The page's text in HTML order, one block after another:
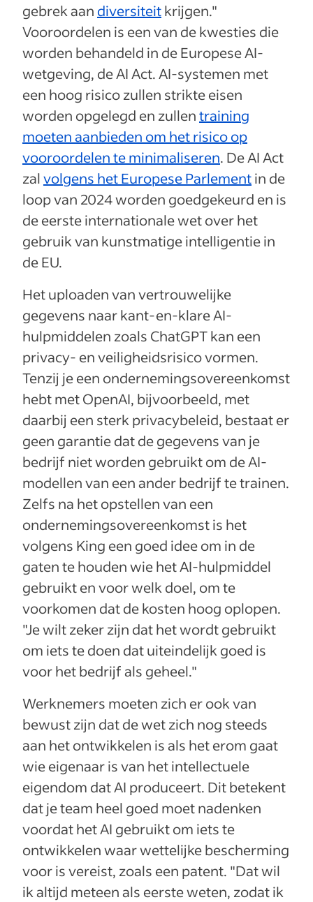
gebrek aan diversiteitkrijgen."
Vooroordelen is een van de kwesties die
worden behandeld in de Europese AI-
wetgeving, de AI Act. AI-systemen met
een hoog risico zullen strikte eisen
worden opgelegd en zullentraining
moeten aanbieden om het risico op
vooroordelen te minimaliseren. De AI Act
zalvolgens het Europese Parlementin de
loop van 2024 worden goedgekeurd en is
de eerste internationale wet over het
gebruik van kunstmatige intelligentie in
de EU.
Het uploaden van vertrouwelijke
gegevens naar kant-en-klare AI-
hulpmiddelen zoals ChatGPT kan een
privacy- en veiligheidsrisico vormen.
Tenzij je een ondernemingsovereenkomst
hebt met OpenAI, bijvoorbeeld, met
daarbij een sterk privacybeleid, bestaat er
geen garantie dat de gegevens van je
bedrijf niet worden gebruikt om de AI-
modellen van een ander bedrijf te trainen.
Zelfs na het opstellen van een
ondernemingsovereenkomst is het
volgens King een goed idee om in de
gaten te houden wie het AI-hulpmiddel
gebruikt en voor welk doel, om te
voorkomen dat de kosten hoog oplopen.
"Je wilt zeker zijn dat het wordt gebruikt
om iets te doen dat uiteindelijk goed is
voor het bedrijf als geheel."
Werknemers moeten zich er ook van
bewust zijn dat de wet zich nog steeds
aan het ontwikkelen is als het erom gaat
wie eigenaar is van het intellectuele
eigendom dat AI produceert. Dit betekent
dat je team heel goed moet nadenken
voordat het AI gebruikt om iets te
ontwikkelen waar wettelijke bescherming
voor is vereist, zoals een patent. "Dat wil
ik altijd meteen als eerste weten, zodat ik